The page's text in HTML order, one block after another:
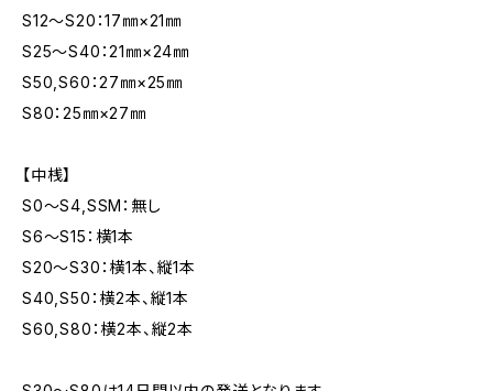
S12～S20：17㎜×21㎜
S25～S40：21㎜×24㎜
S50,S60：27㎜×25㎜
S80：25㎜×27㎜
【中桟】
S0～S4,SSM：無し
S6～S15：横1本
S20～S30：横1本、縦1本
S40,S50：横2本、縦1本
S60,S80：横2本、縦2本